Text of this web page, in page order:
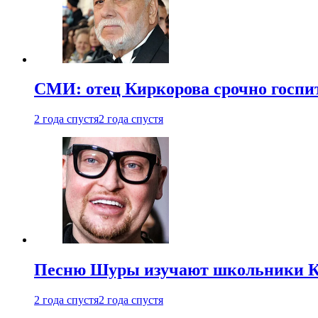
СМИ: отец Киркорова срочно
2 года спустя2 года спустя
Песню Шуры изучают школьники
2 года спустя2 года спустя